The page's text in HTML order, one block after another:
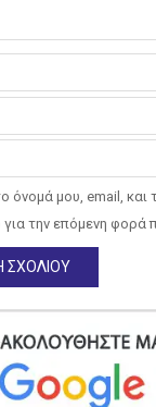
όνομά μου, email, και
την επόμενη φορά